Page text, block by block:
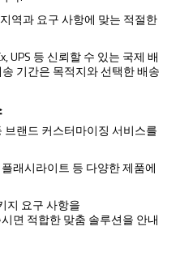
역과 요구 사항에 맞는 적절한
UPS 등 신뢰할 수 있는 국제 배
기간은 목적지와 선택한 배송
랜드 커스터마이징 서비스를
래시라이트 등 다양한 제품에
지 요구 사항을
면 적합한 맞춤 솔루션을 안내